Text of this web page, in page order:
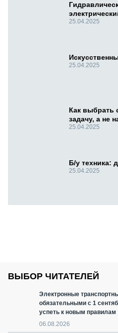
25.04.2025
25.04.2025
Как выбрать
задачу, а не
25.04.2025
Б/у техника:
25.04.2025
ВЫБОР ЧИТАТЕЛЕЙ
Электронные
обязательными с 1
успеть к новым правилам
06.08.2026